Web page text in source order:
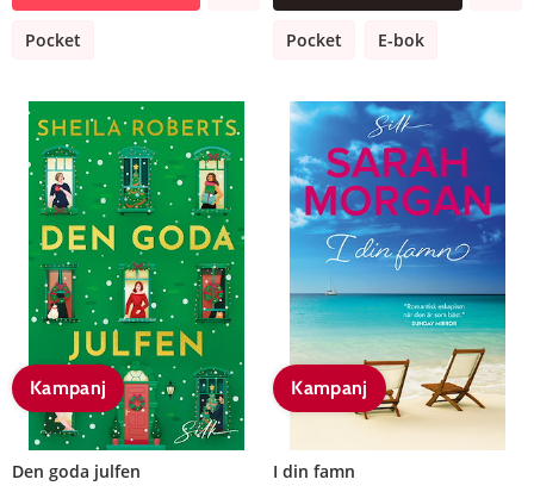
Pocket Pocket E-bok
Kampanj
Den goda julfen
Kampanj
I din famn